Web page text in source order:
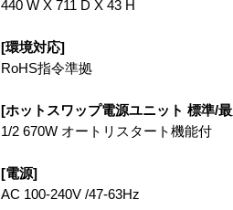
440 W X 711 D X 43 H
[環境対応]
RoHS指令準拠
[ホットスワップ電源ユニット 標準/
1/2 670W オートリスタート機能付
[電源]
AC 100-240V /47-63Hz